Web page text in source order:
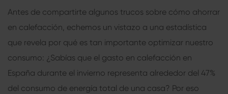
Antes de compartirte algunos trucos sobre cómo ahorrar
en calefacción, echemos un vistazo a una estadística
que revela por qué es tan importante optimizar nuestro
consumo: ¿Sabías que el gasto en calefacción en
España durante el invierno representa alrededor del 47%
del consumo de energía total de una casa? Por eso